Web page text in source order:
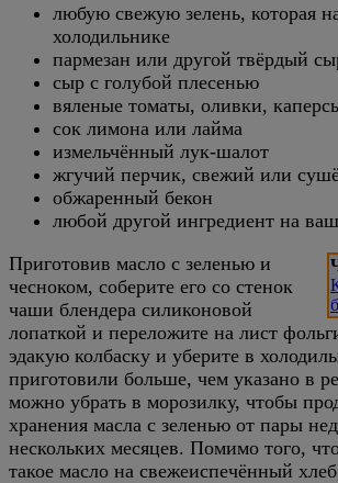
любую свежую зелень, которая
холодильнике
пармезан или другой твёрдый
сыр с голубой плесенью
вяленые томаты, оливки,
сок лимона или лайма
измельчённый лук-шалот
жгучий перчик, свежий или
обжаренный бекон
любой другой ингредиент на
Приготовив масло с зеленью и
чесноком, соберите его со стенок
чаши блендера силиконовой
лопаткой и переложите на лист
эдакую колбаску и уберите в
приготовили больше, чем указано в
можно убрать в морозилку, чтобы
хранения масла с зеленью от пары
нескольких месяцев. Помимо того,
такое масло на свежеиспечённый